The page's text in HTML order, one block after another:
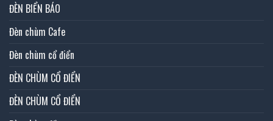
ĐÈN BIỂN BÁO
Đèn chùm Cafe
Đèn chùm cổ điển
ĐÈN CHÙM CỔ ĐIỂN
ĐÈN CHÙM CỔ ĐIỂN